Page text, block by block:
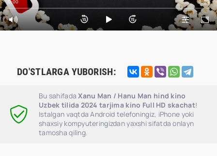
0:00 0:00
DO'STLARGA YUBORISH:
Bu sahifadaXanu Man / Hanu Man hind kino
Uzbek tilida 2024 tarjima kino Full HD skachat!
Istalgan vaqtda Android telefoningiz, iPhone yoki
shaxsiy kompyuteringizdan yaxshi sifatda onlayn
tamosha qiling.